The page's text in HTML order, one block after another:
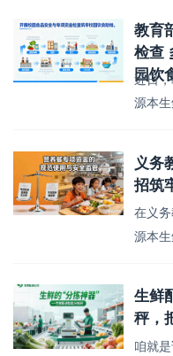
教育
检查
园饮
源本
义务
招筑
源本
生鲜
秤，